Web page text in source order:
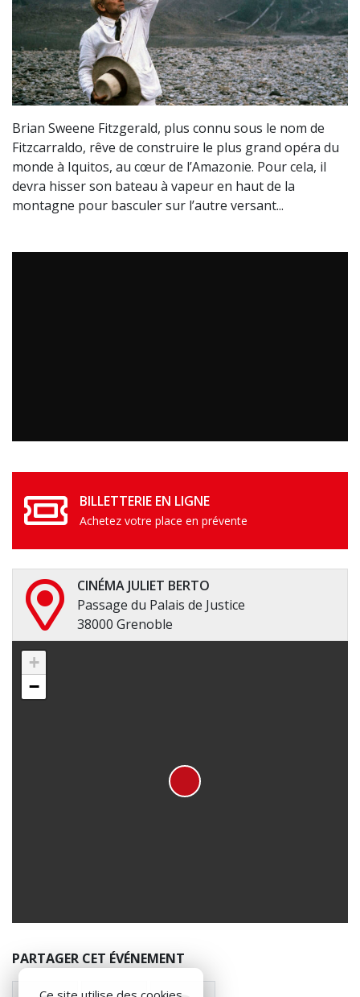
Brian Sweene Fitzgerald, plus connu sous le nom de
Fitzcarraldo, rêve de construire le plus grand opéra du
monde à Iquitos, au cœur de l’Amazonie. Pour cela, il
devra hisser son bateau à vapeur en haut de la
montagne pour basculer sur l’autre versant...
BILLETTERIE EN LIGNE
Achetez votre place en prévente
CINÉMA JULIET BERTO
Passage du Palais de Justice
38000 Grenoble
+
−
PARTAGER CET ÉVÉNEMENT